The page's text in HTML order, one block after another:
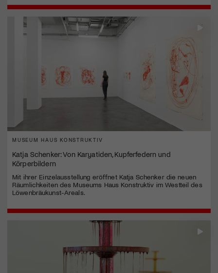
MUSEUM HAUS KONSTRUKTIV
Katja Schenker: Von Karyatiden, Kupferfedern und
Körperbildern
Mit ihrer Einzelausstellung eröffnet Katja Schenker die neuen
Räumlichkeiten des Museums Haus Konstruktiv im Westteil des
Löwenbräukunst-Areals.